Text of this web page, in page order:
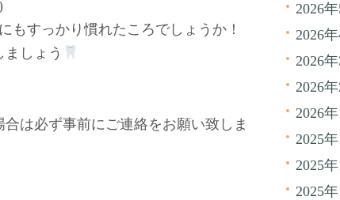
もすっかり慣れたころでしょうか！
しょう
は必ず事前にご連絡をお願い致しま
2026年
2026年
2026年
2026年
2026年
2025年
2025年
2025年